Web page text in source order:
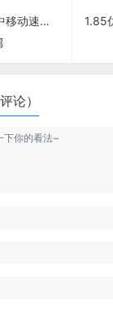
你知道传奇手游中移动速度的作用吗
论）